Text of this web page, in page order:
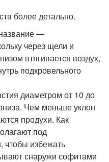
более детально.
—
через щели и
втягивается воздух,
подкровельного
диаметром от 10 до
Чем меньше уклон
продухи. Как
под
чтобы избежать
снаружи софитами